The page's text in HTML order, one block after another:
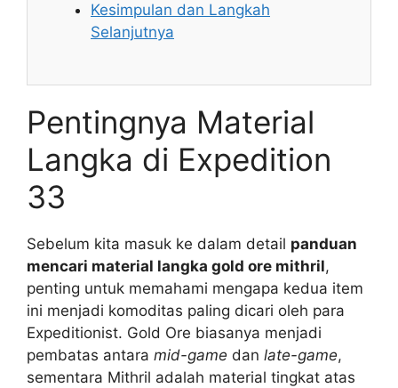
Kesimpulan dan Langkah
Selanjutnya
Pentingnya Material
Langka di Expedition
33
Sebelum kita masuk ke dalam detail panduan
mencari material langka gold ore mithril,
penting untuk memahami mengapa kedua item
ini menjadi komoditas paling dicari oleh para
Expeditionist. Gold Ore biasanya menjadi
pembatas antara mid-game dan late-game,
sementara Mithril adalah material tingkat atas